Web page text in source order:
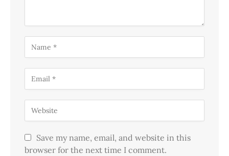
Save my name, email, and website in this
browser for the next time I comment.